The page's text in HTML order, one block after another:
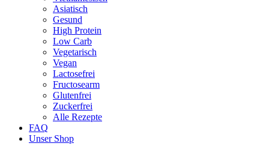
child
Asiatisch
Gesund
High Protein
Low Carb
Vegetarisch
Vegan
Lactosefrei
Fructosearm
Glutenfrei
Zuckerfrei
Alle Rezepte
FAQ
Unser Shop